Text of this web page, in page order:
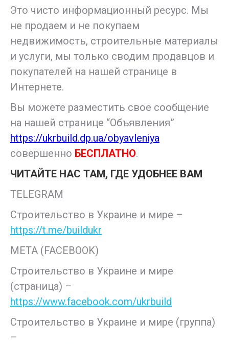
Это чисто информационный ресурс. Мы
не продаем и не покупаем
недвижимость, строительные материалы
и услуги, мы только сводим продавцов и
покупателей на нашей странице в
Интернете.
Вы можете разместить свое сообщение
на нашей странице “Объявления”
https://ukrbuild.dp.ua/obyavleniya
совершенно БЕСПЛАТНО.
ЧИТАЙТЕ НАС ТАМ, ГДЕ УДОБНЕЕ ВАМ
TELEGRAM
Строительство в Украине и мире –
https://t.me/buildukr
META (FACEBOOK)
Строительство в Украине и мире
(страница) –
https://www.facebook.com/ukrbuild
Строительство в Украине и мире (группа)
–